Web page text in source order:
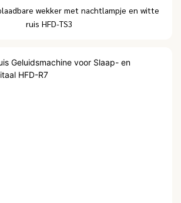
wekker met nachtlampje en witte
ruis HFD-TS3